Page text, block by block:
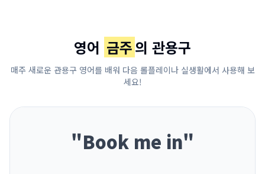
영어 금주의 관용구
매주 새로운 관용구 영어를 배워 다음 롤플레이나 실생활에서 사용해 보
세요!
"Book me in"